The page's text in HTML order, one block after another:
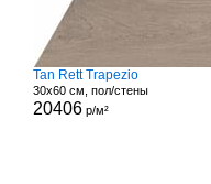
Tan Rett Trapezio
30x60 см, пол/стены
20406 р/м²